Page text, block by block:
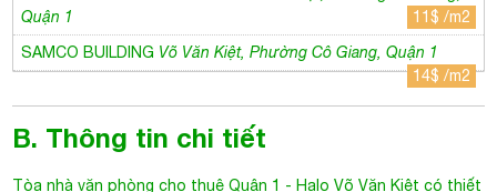
SAMCO BUILDING
Võ Văn Kiệt, Phường Cô Giang, Quận 1
14$ /m2
B. Thông tin chi tiết
Tòa nhà văn phòng cho thuê Quận 1
kế rộng rãi với nhiều diện tích được chia cắt linh hoạt. Diện tích